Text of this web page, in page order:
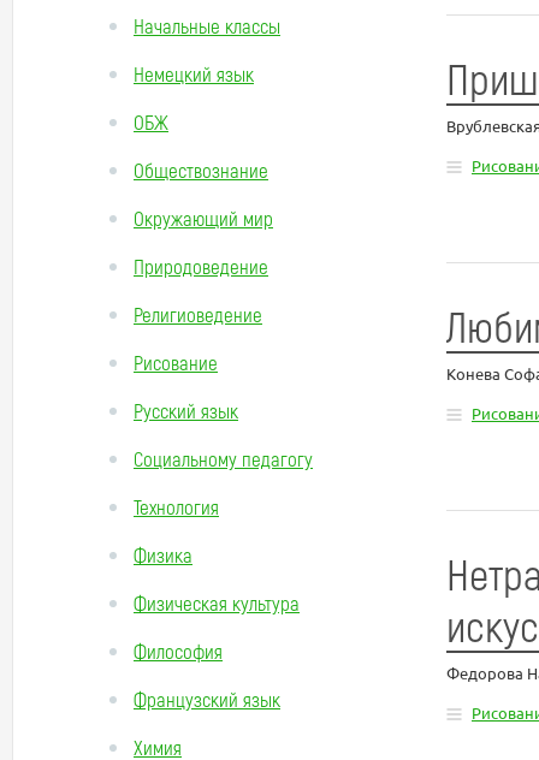
Начальные классы
Немецкий язык
ОБЖ
Обществознание
Окружающий мир
Природоведение
Религиоведение
Рисование
Русский язык
Социальному педагогу
Технология
Физика
Физическая культура
Философия
Французский язык
Химия
Конева
Федорова